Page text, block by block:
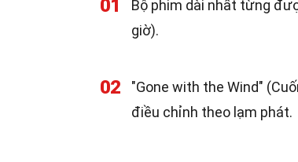
01
Bộ phim dài nhất từng
giờ).
02
"Gone with the Wind"
điều chỉnh theo lạm phát.